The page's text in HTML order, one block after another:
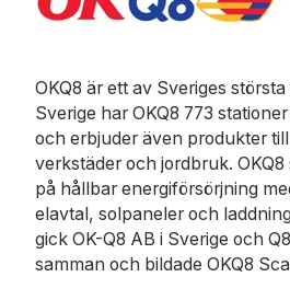
OKQ8 är ett av Sveriges
Sverige har OKQ8 773
och erbjuder även produkter
verkstäder och jordbruk.
på hållbar energiförsörjning
elavtal, solpaneler och
gick OK-Q8 AB i Sverige och
samman och bildade OKQ8